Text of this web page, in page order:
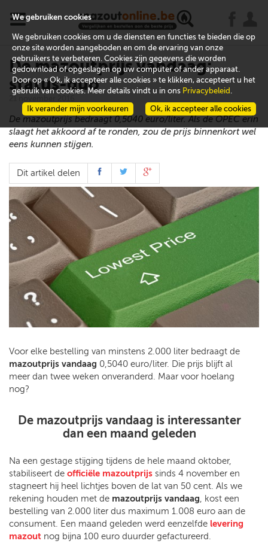
x
De mazoutprijs vandaag:
status-quo
De mazoutprijs bedraagt 0,5040 euro/liter. Als de OPEC erin
slaagt het akkoord af te ronden, zou de prijs binnenkort wel
eens kunnen stijgen.
Dit artikel delen
Voor elke bestelling van minstens 2.000 liter bedraagt de
mazoutprijs vandaag 0,5040 euro/liter. Die prijs blijft al
meer dan twee weken onveranderd. Maar voor hoelang
nog?
De mazoutprijs vandaag is interessanter
dan een maand geleden
Na een gestage stijging tijdens de hele maand oktober,
stabiliseert de officiële mazoutprijs sinds 4 november en
stagneert hij heel lichtjes boven de lat van 50 cent. Als we
rekening houden met de mazoutprijs vandaag, kost een
bestelling van 2.000 liter dus maximum 1.008 euro aan de
consument. Een maand geleden werd eenzelfde levering
mazout nog bijna 100 euro duurder gefactureerd.
We gebruiken cookies
We gebruiken cookies om u de diensten en functies te bieden die op
onze site worden aangeboden en om de ervaring van onze
gebruikers te verbeteren. Cookies zijn gegevens die worden
gedownload of opgeslagen op uw computer of ander apparaat.
Door op « Ok, ik accepteer alle cookies » te klikken, accepteert u het
gebruik van cookies. Meer details vindt u in ons Privacybeleid .
Ok, ik accepteer alle cookies
Ik verander mijn voorkeuren